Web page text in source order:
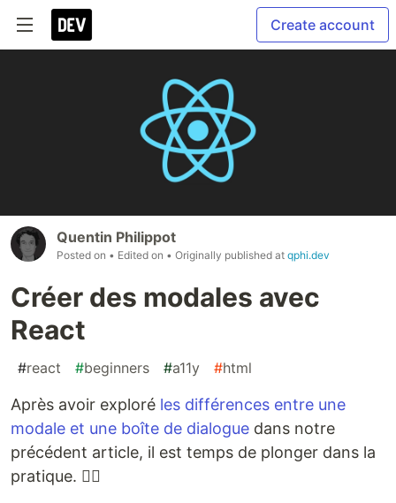
Create account
Quentin Philippot
Posted on • Edited on • Originally published at qphi.dev
Créer des modales avec
React
#react #beginners #a11y #html
Après avoir exploré les différences entre une
modale et une boîte de dialogue dans notre
précédent article, il est temps de plonger dans la
pratique. 🐱‍👤